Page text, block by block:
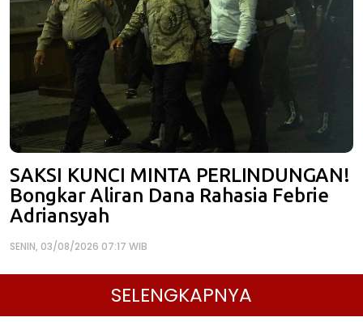
SAKSI KUNCI MINTA PERLINDUNGAN!
Bongkar Aliran Dana Rahasia Febrie
Adriansyah
SENIN, 03/08/2026 07:17 WIB
SELENGKAPNYA